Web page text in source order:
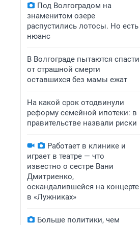
Под Волгоградом на
знаменитом озере
распустились лотосы. Но есть
нюанс
В Волгограде пытаются спасти
от страшной смерти
оставшихся без мамы ежат
На какой срок отодвинули
реформу семейной ипотеки: в
правительстве назвали риски
Работает в клинике и
играет в театре — что
известно о сестре Вани
Дмитриенко,
оскандалившейся на концерте
в «Лужниках»
Больше политики, чем